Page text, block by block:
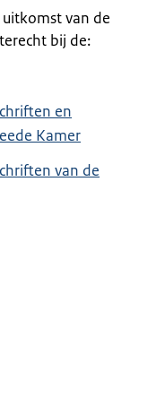
van de
bij de:
en
Kamer
van de